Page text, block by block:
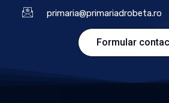
primaria@primariadrobeta.ro
Formular